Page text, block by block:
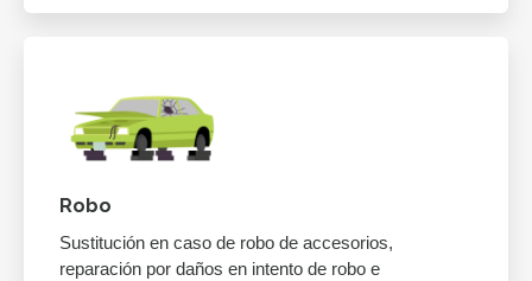
Robo
Sustitución en caso de robo de accesorios,
reparación por daños en intento de robo e